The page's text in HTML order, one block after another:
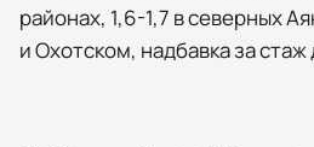
районах, 1,6-1,7 в северных
и Охотском, надбавка за